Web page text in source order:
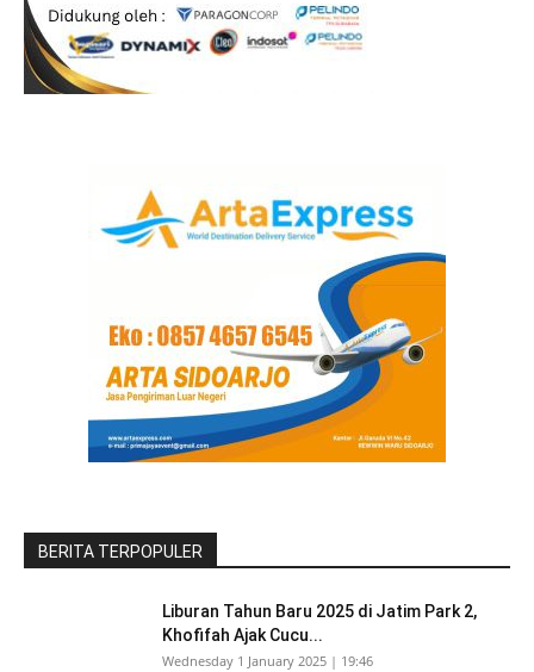
BERITA TERPOPULER
Liburan Tahun Baru 2025 di Jatim Park 2,
Khofifah Ajak Cucu...
Wednesday 1 January 2025 | 19:46